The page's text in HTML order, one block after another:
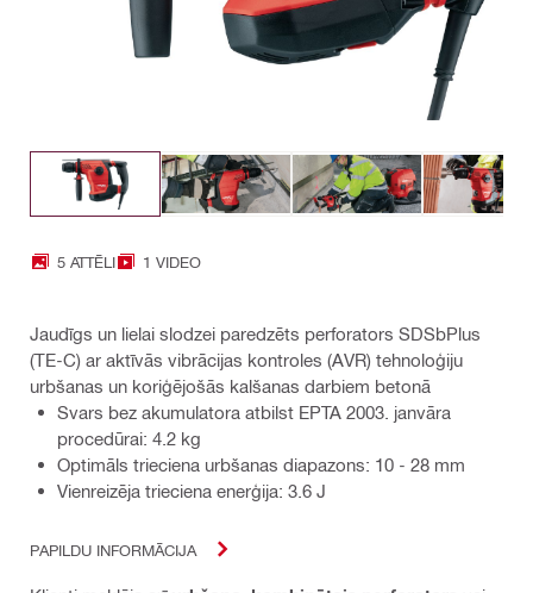
5 ATTĒLI 1 VIDEO
Jaudīgs un lielai slodzei paredzēts perforators SDSbPlus
(TE-C) ar aktīvās vibrācijas kontroles (AVR) tehnoloģiju
urbšanas un koriģējošās kalšanas darbiem betonā
Svars bez akumulatora atbilst EPTA 2003. janvāra
procedūrai: 4.2 kg
Optimāls trieciena urbšanas diapazons: 10 - 28 mm
Vienreizēja trieciena enerģija: 3.6 J
PAPILDU INFORMĀCIJA